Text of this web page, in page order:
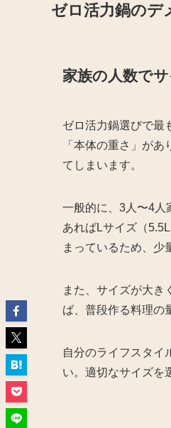
ゼロ活力鍋のデ
家族の人数で
ゼロ活力鍋選びで最
「本体の重さ」が
てしまいます。
一般的に、3人〜4人
あればLサイズ（
まっているため、少
また、サイズが大き
ば、普段作る料理の
自分のライフスタイ
い。適切なサイズを